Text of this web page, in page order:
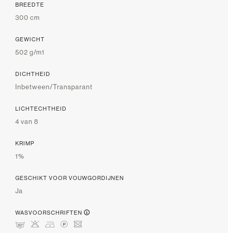
BREEDTE
300 cm
GEWICHT
502 g/m1
DICHTHEID
Inbetween/Transparant
LICHTECHTHEID
4 van 8
KRIMP
1%
GESCHIKT VOOR VOUWGORDIJNEN
Ja
WASVOORSCHRIFTEN
mHDLU